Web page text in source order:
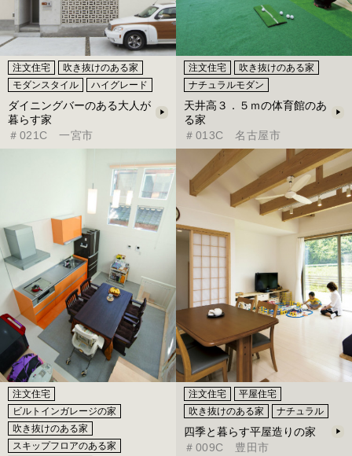
注文住宅
吹き抜けのある家
モダンスタイル
ハイグレード
ダイニングバーのある大人が
暮らす家
＃021C 一宮市
注文住宅
吹き抜けのある家
ナチュラルモダン
天井高３．５ｍの体育館のあ
る家
＃013C 名古屋市
注文住宅
ビルトインガレージの家
吹き抜けのある家
スキップフロアのある家
注文住宅
平屋住宅
吹き抜けのある家
ナチュラル
四季と暮らす平屋造りの家
＃009C 豊田市